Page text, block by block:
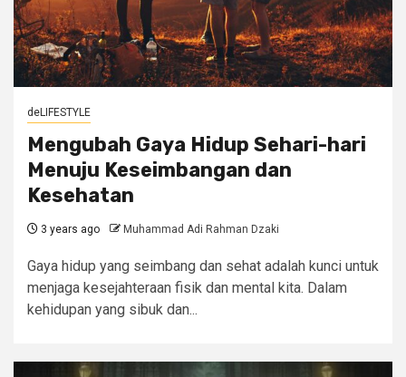
deLIFESTYLE
Mengubah Gaya Hidup Sehari-hari
Menuju Keseimbangan dan
Kesehatan
3 years ago Muhammad Adi Rahman Dzaki
Gaya hidup yang seimbang dan sehat adalah kunci untuk
menjaga kesejahteraan fisik dan mental kita. Dalam
kehidupan yang sibuk dan...